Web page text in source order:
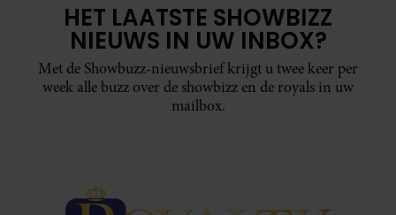
HET LAATSTE SHOWBIZZ
NIEUWS IN UW INBOX?
Met de Showbuzz-nieuwsbrief krijgt u twee keer per
week alle buzz over de showbizz en de royals in uw
mailbox.